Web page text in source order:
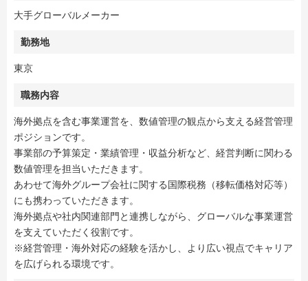
大手グローバルメーカー
勤務地
東京
職務内容
海外拠点を含む事業運営を、数値管理の観点から支える経営管理
ポジションです。
事業部の予算策定・業績管理・収益分析など、経営判断に関わる
数値管理を担当いただきます。
あわせて海外グループ会社に関する国際税務（移転価格対応等）
にも携わっていただきます。
海外拠点や社内関連部門と連携しながら、グローバルな事業運営
を支えていただく役割です。
※経営管理・海外対応の経験を活かし、より広い視点でキャリア
を広げられる環境です。